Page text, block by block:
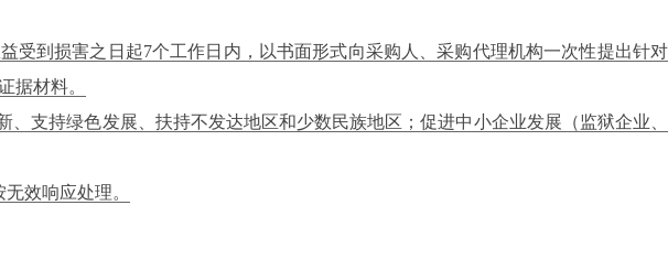
受到损害之日起7个工作日内，以书面形式向采购人、采购代理机构一次性提出针对
据材料。
支持绿色发展、扶持不发达地区和少数民族地区；促进中小企业发展（监狱企业、
效响应处理。